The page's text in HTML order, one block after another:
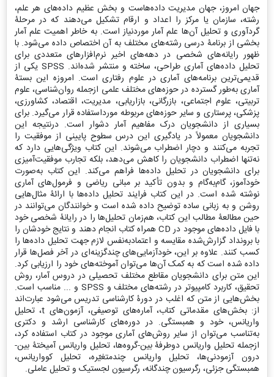
جهان امروز، جهان مدیریت داده‌هاست و بخش عظیم داده‌های هر علم،
رشته، سازمان یا مرکز را اعداد و ارقام تشکیل می‌دهند که در مرحلۀ
گردآوری و تحلیل آن‌ها علم آمار موردنیاز است. به خاطر اهمیت علم آمار
بخشی از برنامۀ درسی رشته‌های مختلف به آن اختصاص داده می‌شود. با
ظهور رایانه‌های شخصی در دهه‌های اخیر نرم‌افزار‌های متعددی برای
تحلیل داده‌های آماری طراحی، ساخته و منتشر شده‌اند. SPSS یکی از
قدیمی‌ترین برنامه‌های آماری در علوم رفتاری است. امروزه این بستۀ
آماری به‌طور گسترده در حوزه‌های مختلف علمی ازجمله روان‌شناسی، علوم
تربیتی، علوم اجتماعی، بازرگانی، بازاریابی، مدیریت، اقتصاد، کشاورزی،
پزشکی، پرستاری و سایر حوزه‌های مربوطه مورداستفاده قرار می‌گیرد. برای
بسیاری از دانشجویان درک مفاهیم آمار دشوار است. درنتیجه این
دانشجویان معمولاً در یادگیری این درس سطوح پایینی از موفقیت را
تجربه می‌کنند و دچار اضطراب می‌شوند. این کتاب ویژگی‌هایی دارد که
نه‌تنها اضطراب دانشجویان را کاهش می‌دهد، بلکه تجارب موفقیت‌آمیزی
برای دانشجویان در تحلیل داده‌ها فراهم می‌کند. این کتاب به‌صورت
خودآموز، گام‌به‌گام و بدون تأکید بر مبانی ریاضی و فرمول‌های آماری
نوشته شده است. در این کتاب فرایند تحلیل داده‌ها با ارائۀ مثال‌هایی
روشن و به زبانی ساده توضیح داده شده است و خوانندگان می‌توانند در
حین مطالعۀ مطالب این کتاب، هم‌زمان تحلیل‌ها را در رایانۀ شخصی خود
با فایل داده‌های موجود در CD همراه کتاب انجام دهند و نتایج خودشان را
با برونداد گزارش‌شده مقایسه و اعتمادبه‌نفس لازم جهت تحلیل داده‌ها را
کسب کنند. علاوه بر این، خودآزمایی‌های چندگزینه‌ای در آخر فصل‌ها قرار
داده شده است که به کمک آن‌ها می‌توان آموخته‌های خود را ارزیابی کرد.
این متن برای دانشجویان مقاطع مختلف تحصیلی در دروس آمار، روش‌
تحقیق، کاربرد کامپیوتر در رشته‌های مختلف و SPSS و ... مناسب است.
بخش‌هایی از متن که اغلب در دورۀ کارشناسی تدریس می‌شود عبارت‌اند
از: بخش‌های مقدماتی کتاب، آماره‌های توصیفی، آزمون‌های t، تحلیل
واریانس، خود و همبستگی. در دوره‌های کارشناسی ارشد و دکتری
به‌تناسب می‌توان از سایر روش‌های آماری موجود در کتاب استفاده کرد،
ازجمله تحلیل واریانس دوطرفۀ بین-گروه‌ها، تحلیل واریانس آمیختۀ بین-
درون آزمودنی‌ها، تحلیل واریانس چندمتغیّره، تحلیل کوواریانس،
همبستگی جزئی، رگرسیون چندگانه، رگرسیون لجستیک و تحلیل عاملی.